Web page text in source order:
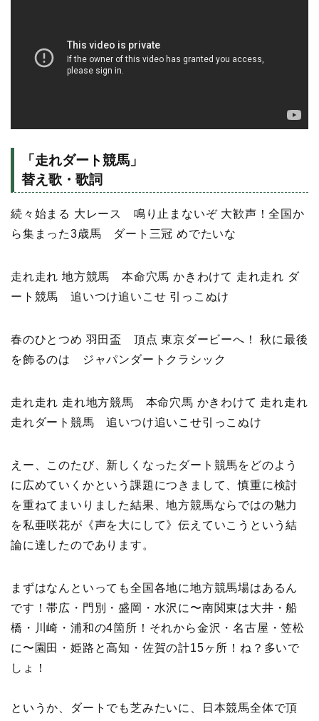
「走れダート競馬」
替え歌・歌詞
続々始まる 大レース 鳴り止まないぞ 大歓声！全国か
ら集まった3歳馬 ダート三冠 めでたいな
走れ走れ 地方競馬 本命穴馬 かきわけて 走れ走れ ダ
ート競馬 追いつけ追いこせ 引っこぬけ
春のひとつめ 羽田盃 頂点 東京ダービーへ！ 秋に最後
を飾るのは ジャパンダートクラシック
走れ走れ 走れ地方競馬 本命穴馬 かきわけて 走れ走れ
走れダート競馬 追いつけ追いこせ引っこぬけ
えー、このたび、新しくなったダート競馬をどのよう
に広めていくかという課題につきまして、慎重に検討
を重ねてまいりました結果、地方競馬ならではの魅力
を私亜咲花が《声を大にして》伝えていこうという結
論に達したのであります。
まずはなんといっても全国各地に地方競馬場はあるん
です！帯広・門別・盛岡・水沢に〜南関東は大井・船
橋・川崎・浦和の4箇所！それから金沢・名古屋・笠松
に〜園田・姫路と高知・佐賀の計15ヶ所！ね？多いで
しょ！
というか、ダートでも芝みたいに、日本競馬全体で頂